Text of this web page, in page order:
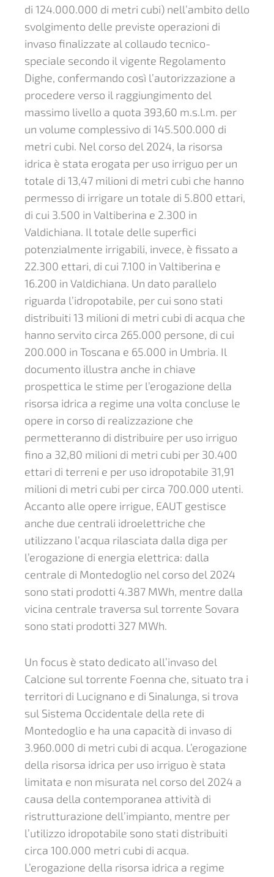
di 124.000.000 di metri cubi) nell’ambito dello
svolgimento delle previste operazioni di
invaso finalizzate al collaudo tecnico-
speciale secondo il vigente Regolamento
Dighe, confermando così l’autorizzazione a
procedere verso il raggiungimento del
massimo livello a quota 393,60 m.s.l.m. per
un volume complessivo di 145.500.000 di
metri cubi. Nel corso del 2024, la risorsa
idrica è stata erogata per uso irriguo per un
totale di 13,47 milioni di metri cubi che hanno
permesso di irrigare un totale di 5.800 ettari,
di cui 3.500 in Valtiberina e 2.300 in
Valdichiana. Il totale delle superfici
potenzialmente irrigabili, invece, è fissato a
22.300 ettari, di cui 7.100 in Valtiberina e
16.200 in Valdichiana. Un dato parallelo
riguarda l’idropotabile, per cui sono stati
distribuiti 13 milioni di metri cubi di acqua che
hanno servito circa 265.000 persone, di cui
200.000 in Toscana e 65.000 in Umbria. Il
documento illustra anche in chiave
prospettica le stime per l’erogazione della
risorsa idrica a regime una volta concluse le
opere in corso di realizzazione che
permetteranno di distribuire per uso irriguo
fino a 32,80 milioni di metri cubi per 30.400
ettari di terreni e per uso idropotabile 31,91
milioni di metri cubi per circa 700.000 utenti.
Accanto alle opere irrigue, EAUT gestisce
anche due centrali idroelettriche che
utilizzano l’acqua rilasciata dalla diga per
l’erogazione di energia elettrica: dalla
centrale di Montedoglio nel corso del 2024
sono stati prodotti 4.387 MWh, mentre dalla
vicina centrale traversa sul torrente Sovara
sono stati prodotti 327 MWh.
Un focus è stato dedicato all’invaso del
Calcione sul torrente Foenna che, situato tra i
territori di Lucignano e di Sinalunga, si trova
sul Sistema Occidentale della rete di
Montedoglio e ha una capacità di invaso di
3.960.000 di metri cubi di acqua. L’erogazione
della risorsa idrica per uso irriguo è stata
limitata e non misurata nel corso del 2024 a
causa della contemporanea attività di
ristrutturazione dell’impianto, mentre per
l’utilizzo idropotabile sono stati distribuiti
circa 100.000 metri cubi di acqua.
L’erogazione della risorsa idrica a regime